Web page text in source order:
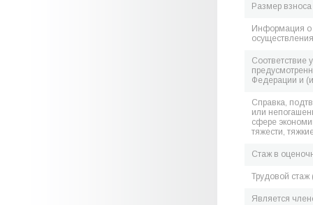
Размер
Информация о
Соответствие
Федерации и
Справка,
или
сфере
тяжести,
Стаж в
Трудовой стаж
Является